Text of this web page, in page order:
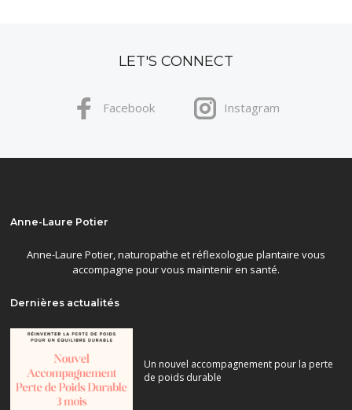
LET'S CONNECT
Facebook Instagram
Anne-Laure Potier
Anne-Laure Potier, naturopathe et réflexologue plantaire vous
accompagne pour vous maintenir en santé.
Dernières actualités
Un nouvel accompagnement pour la perte
de poids durable